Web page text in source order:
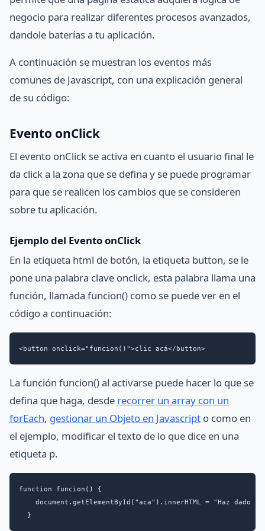
negocio para realizar diferentes procesos avanzados,
dandole baterías a tu aplicación.
A continuación se muestran los eventos más
comunes de Javascript, con una explicación general
de su código:
Evento onClick
El evento onClick se activa en cuanto el usuario final le
da click a la zona que se defina y se puede programar
para que se realicen los cambios que se consideren
sobre tu aplicación.
Ejemplo del Evento onClick
En la etiqueta html de botón, la etiqueta button, se le
pone una palabra clave onclick, esta palabra llama una
función, llamada funcion() como se puede ver en el
código a continuación:
<button onclick="funcion()">clic acá</button>
La función funcion() al activarse puede hacer lo que se
defina que haga, desde recorrer un array con un
forEach, gestionar un Objeto en Javascript o como en
el ejemplo, modificar el texto de lo que dice en una
etiqueta p.
function funcion() {
document.getElementById("aca").innerHTML = "Haz dado
  }